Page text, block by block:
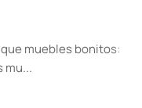
muebles bonitos:
mu...